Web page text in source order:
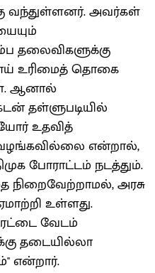
வந்துள்ளனர். அவர்கள்
தலைவிகளுக்கு
உரிமைத் தொகை
ஆனால்
தள்ளுபடியில்
உதவித்
என்றால்,
போராட்டம் நடத்தும்.
நிறைவேற்றாமல், அரசு
உள்ளது.
வேடம்
தடையில்லா
என்றார்.